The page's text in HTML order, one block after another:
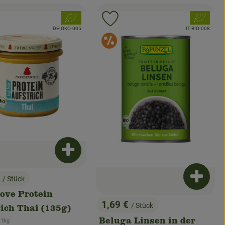
hinzufügen
/ Stück
Protein
Thai (135g)
Produkt zum Warenkorb hinzufügen
, Verband:
, Kontrollstelle:
DE-ÖKO-005
zu Favouriten hinzufügen
, Preis:
1,69 € / Stück
Beluga Linsen in der
, Verband:
, Kontrollstelle:
IT-BIO-008
Produkt zu Favouriten